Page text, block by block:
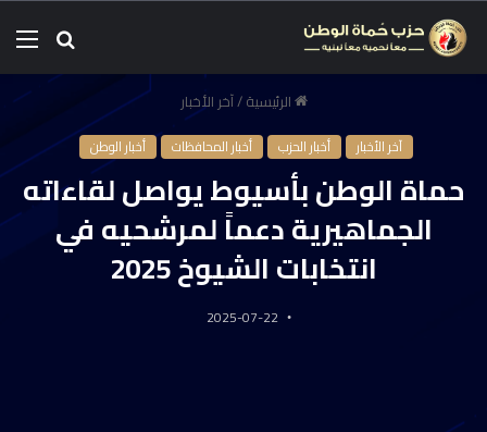
الرئيسية/آخر الأخبار
آخر الأخبار أخبار الحزب أخبار المحافظات أخبار الوطن
حماة الوطن بأسيوط يواصل لقاءاته
الجماهيرية دعماً لمرشحيه في
انتخابات الشيوخ 2025
2025-07-22